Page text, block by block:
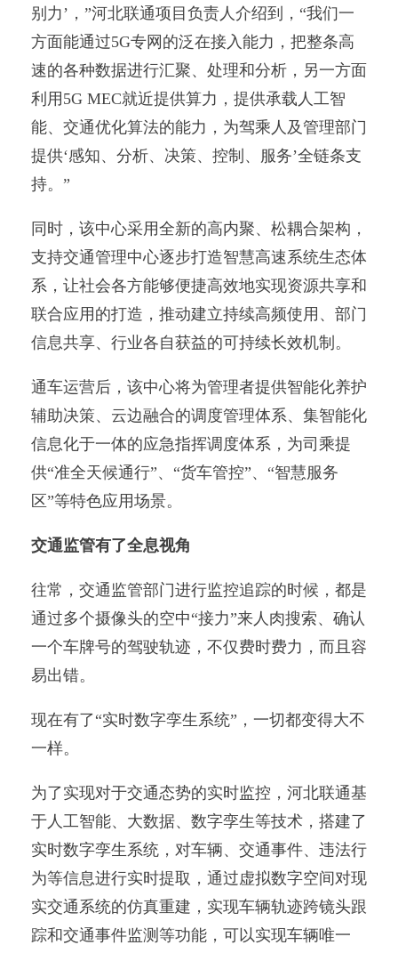
别力’，”河北联通项目负责人介绍到，“我们一
方面能通过5G专网的泛在接入能力，把整条高
速的各种数据进行汇聚、处理和分析，另一方面
利用5G MEC就近提供算力，提供承载人工智
能、交通优化算法的能力，为驾乘人及管理部门
提供‘感知、分析、决策、控制、服务’全链条支
持。”
同时，该中心采用全新的高内聚、松耦合架构，
支持交通管理中心逐步打造智慧高速系统生态体
系，让社会各方能够便捷高效地实现资源共享和
联合应用的打造，推动建立持续高频使用、部门
信息共享、行业各自获益的可持续长效机制。
通车运营后，该中心将为管理者提供智能化养护
辅助决策、云边融合的调度管理体系、集智能化
信息化于一体的应急指挥调度体系，为司乘提
供“准全天候通行”、“货车管控”、“智慧服务
区”等特色应用场景。
交通监管有了全息视角
往常，交通监管部门进行监控追踪的时候，都是
通过多个摄像头的空中“接力”来人肉搜索、确认
一个车牌号的驾驶轨迹，不仅费时费力，而且容
易出错。
现在有了“实时数字孪生系统”，一切都变得大不
一样。
为了实现对于交通态势的实时监控，河北联通基
于人工智能、大数据、数字孪生等技术，搭建了
实时数字孪生系统，对车辆、交通事件、违法行
为等信息进行实时提取，通过虚拟数字空间对现
实交通系统的仿真重建，实现车辆轨迹跨镜头跟
踪和交通事件监测等功能，可以实现车辆唯一